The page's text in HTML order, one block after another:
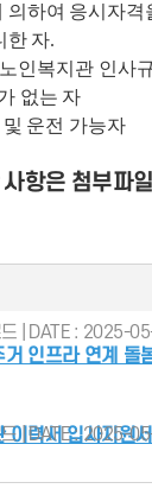
의하여 응시자격
한 자.
인복지관 인사
없는 자
운전 가능자
항은 첨부파
인프라 연계 돌
| DATE : 2025-
이력서 입사지원
| DATE : 2025-